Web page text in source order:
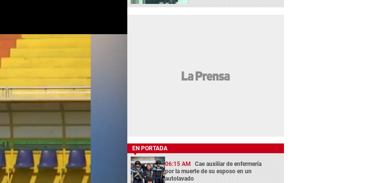
EN PORTADA
06:15 AM Cae auxiliar de enfermería
por la muerte de su esposo en un
autolavado